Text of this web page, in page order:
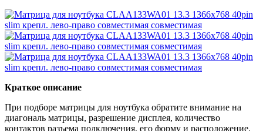
Краткое описание
При подборе матрицы для ноутбука обратите внимание на
диагональ матрицы, разрешение дисплея, количество
контактов разъема подключения, его форму и расположение.